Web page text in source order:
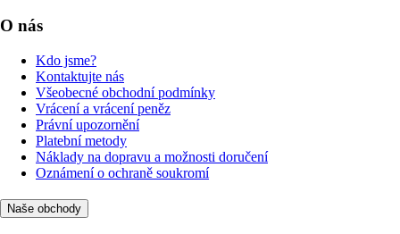
O nás
Kdo jsme?
Kontaktujte nás
Všeobecné obchodní podmínky
Vrácení a vrácení peněz
Právní upozornění
Platební metody
Náklady na dopravu a možnosti doručení
Oznámení o ochraně soukromí
Naše obchody